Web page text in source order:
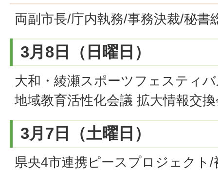
両副市長/庁内執務/事務決裁/秘書
3月8日（日曜日）
大和・綾瀬スポーツフェスティ
地域教育活性化会議 拡大情報交
3月7日（土曜日）
県央4市連携ピースプロジェクト/